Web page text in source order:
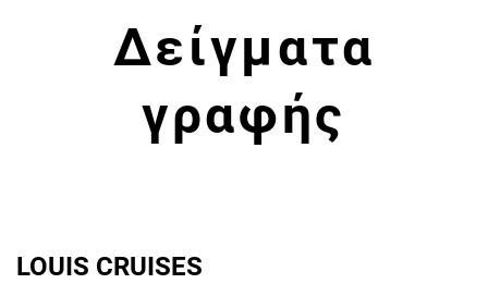
Δείγματα
γραφής
LOUIS CRUISES